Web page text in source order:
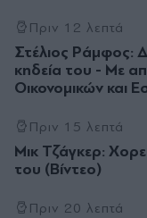
Πριν 12 λεπτά
Στέλιος Ράμφος:
κηδεία του - Με
Οικονομικών και
Πριν 15 λεπτά
Μικ Τζάγκερ:
του (Βίντεο)
Πριν 20 λεπτά